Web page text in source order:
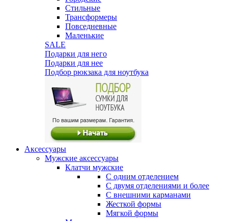
Стильные
Трансформеры
Повседневные
Маленькие
SALE
Подарки для него
Подарки для нее
Подбор рюкзака для ноутбука
Аксессуары
Мужские аксессуары
Клатчи мужские
С одним отделением
С двумя отделениями и более
С внешними карманами
Жесткой формы
Мягкой формы